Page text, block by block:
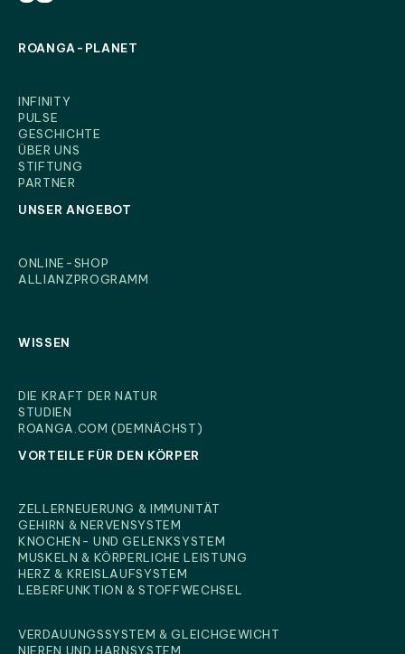
ROANGA-PLANET
INFINITY
PULSE
GESCHICHTE
ÜBER UNS
STIFTUNG
PARTNER
UNSER ANGEBOT
ONLINE-SHOP
ALLIANZPROGRAMM
WISSEN
DIE KRAFT DER NATUR
STUDIEN
ROANGA.COM (DEMNÄCHST)
VORTEILE FÜR DEN KÖRPER
ZELLERNEUERUNG & IMMUNITÄT
GEHIRN & NERVENSYSTEM
KNOCHEN- UND GELENKSYSTEM
MUSKELN & KÖRPERLICHE LEISTUNG
HERZ & KREISLAUFSYSTEM
LEBERFUNKTION & STOFFWECHSEL
VORTEILE FÜR DEN KÖRPER
VERDAUUNGSSYSTEM & GLEICHGEWICHT
NIEREN UND HARNSYSTEM